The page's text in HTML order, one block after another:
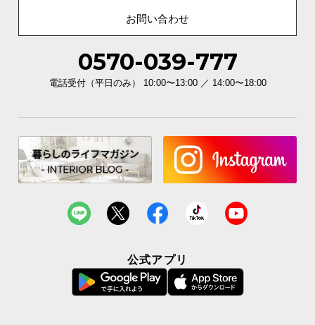
お問い合わせ
0570-039-777
電話受付（平日のみ） 10:00〜13:00 ／ 14:00〜18:00
公式アプリ